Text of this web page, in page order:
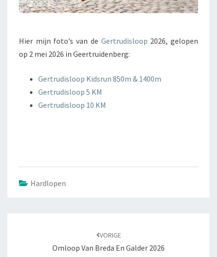
Hier mijn foto’s van de Gertrudisloop 2026, gelopen
op 2 mei 2026 in Geertruidenberg:
Gertrudisloop Kidsrun 850m & 1400m
Gertrudisloop 5 KM
Gertrudisloop 10 KM
Hardlopen
VORIGE
Omloop Van Breda En Galder 2026